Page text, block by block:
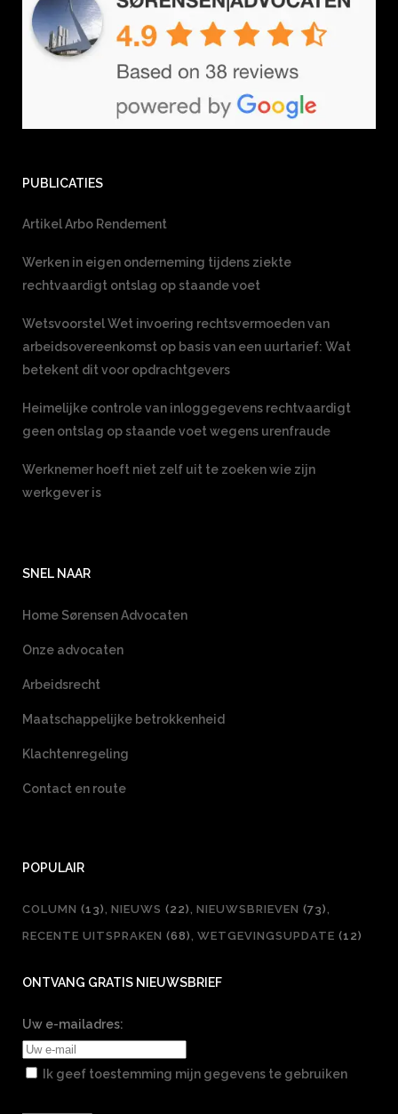
PUBLICATIES
Artikel Arbo Rendement
Werken in eigen onderneming tijdens ziekte
rechtvaardigt ontslag op staande voet
Wetsvoorstel Wet invoering rechtsvermoeden van
arbeidsovereenkomst op basis van een uurtarief: Wat
betekent dit voor opdrachtgevers
Heimelijke controle van inloggegevens rechtvaardigt
geen ontslag op staande voet wegens urenfraude
Werknemer hoeft niet zelf uit te zoeken wie zijn
werkgever is
SNEL NAAR
Home Sørensen Advocaten
Onze advocaten
Arbeidsrecht
Maatschappelijke betrokkenheid
Klachtenregeling
Contact en route
POPULAIR
COLUMN (13) NIEUWS (22) NIEUWSBRIEVEN (73)
RECENTE UITSPRAKEN (68) WETGEVINGSUPDATE (12)
ONTVANG GRATIS NIEUWSBRIEF
Uw e-mailadres:
Ik geef toestemming mijn gegevens te gebruiken